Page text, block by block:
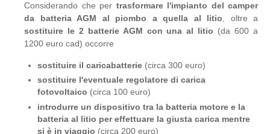
Considerando che per trasformare l'impianto del camper
da batteria AGM al piombo a quella al litio , oltre a
sostituire le 2 batterie AGM con una al litio (da 600 a
1200 euro cad) occorre
sostituire il caricabatterie (circa 300 euro)
sostituire l'eventuale regolatore di carica
fotovoltaico (circa 100 euro)
introdurre un dispositivo tra la batteria motore e la
batteria al litio per effettuare la giusta carica mentre
si è in viaggio (circa 200 euro)